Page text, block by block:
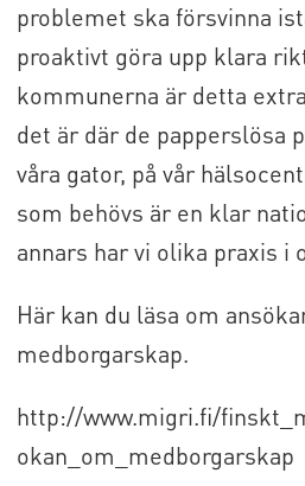
problemet ska försvinna
proaktivt göra upp klara
kommunerna är detta
det är där de papperslösa
våra gator, på vår
som behövs är en klar
annars har vi olika praxis i
Här kan du läsa om
medborgarskap.
http://www.migri.fi/
okan_om_medborgarskap